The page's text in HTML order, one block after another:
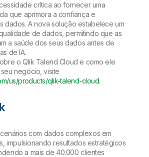
crítica ao fornecer uma
que aprimora a confiança e
dados. A nova solução estabelece um
de dados, permitindo que as
a saúde dos seus dados antes de
de IA.
o Qlik Talend Cloud e como ele
negócio, visite
us/products/qlik-talend-cloud.
com dados complexos em
impulsionando resultados estratégicos
a mais de 40.000 clientes